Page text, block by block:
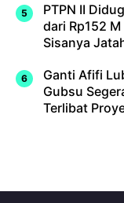
PTPN II
dari Rp152
Sisanya
Ganti Afifi
Gubsu
Terlibat